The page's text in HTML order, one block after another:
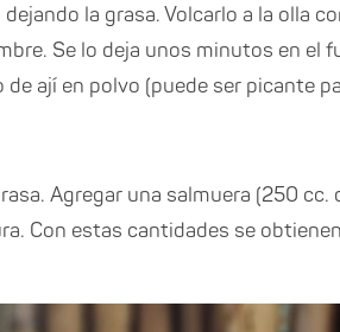
la grasa. Volcarlo a la olla
Se lo deja unos minutos en el
ají en polvo (puede ser picante
Agregar una salmuera (250 cc.
Con estas cantidades se